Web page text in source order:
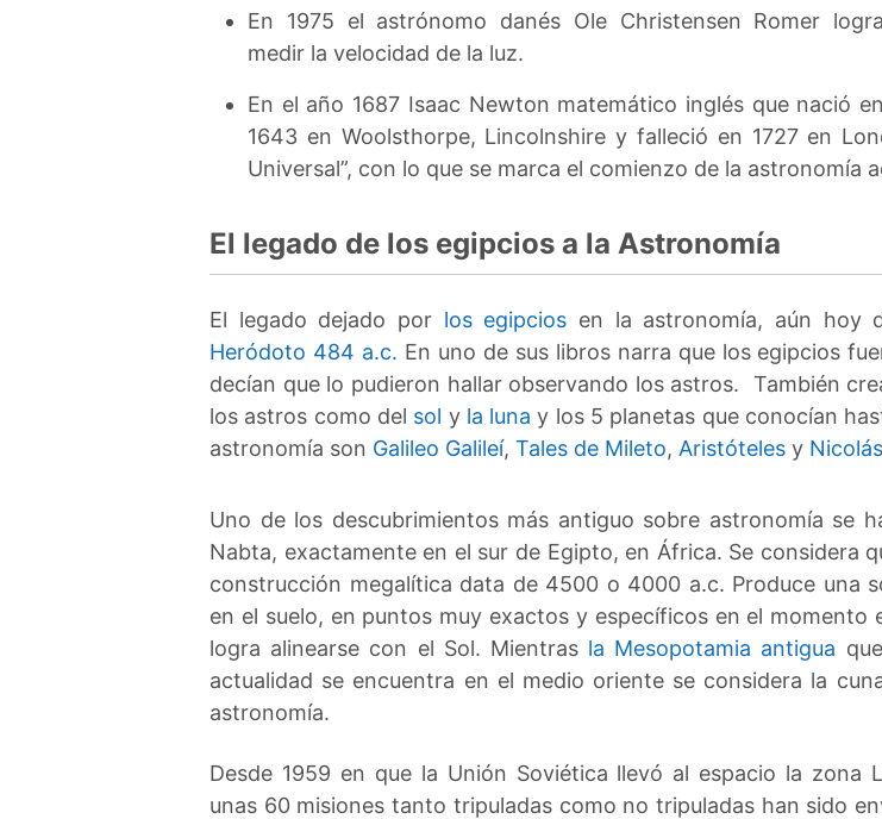
En 1975 el astrónomo danés Ole Christensen Romer logra
medir la velocidad de la luz.
En el año 1687 Isaac Newton matemático inglés que nació en
1643 en Woolsthorpe, Lincolnshire y falleció en 1727 en
Universal”, con lo que se marca el comienzo de la astronomía
El legado de los egipcios a la Astronomía
El legado dejado por los egipcios en la astronomía, aún hoy
Heródoto 484 a.c. En uno de sus libros narra que los egipcios
decían que lo pudieron hallar observando los astros. También
los astros como del sol y la luna y los 5 planetas que conocían
astronomía son Galileo Galileí, Tales de Mileto, Aristóteles y
Uno de los descubrimientos más antiguo sobre astronomía se
Nabta, exactamente en el sur de Egipto, en África. Se considera
construcción megalítica data de 4500 o 4000 a.c. Produce una
en el suelo, en puntos muy exactos y específicos en el momento
logra alinearse con el Sol. Mientras la Mesopotamia antigua
actualidad se encuentra en el medio oriente se considera la
astronomía.
Desde 1959 en que la Unión Soviética llevó al espacio la zona
unas 60 misiones tanto tripuladas como no tripuladas han sido